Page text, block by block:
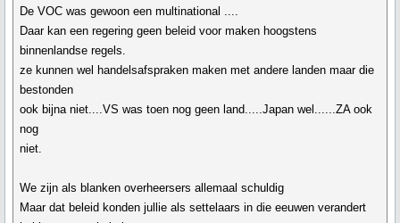
De VOC was gewoon een multinational ....
Daar kan een regering geen beleid voor maken hoogstens
binnenlandse regels.
ze kunnen wel handelsafspraken maken met andere landen maar die
bestonden
ook bijna niet....VS was toen nog geen land.....Japan wel......ZA ook
nog
niet.
We zijn als blanken overheersers allemaal schuldig
Maar dat beleid konden jullie als settelaars in die eeuwen verandert